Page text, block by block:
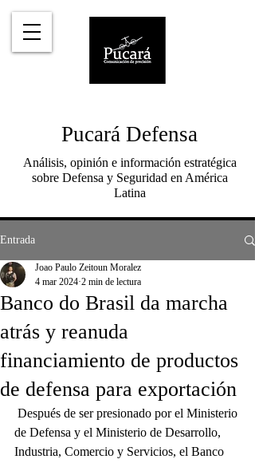
Pucará Defensa
Análisis, opinión e información estratégica
sobre Defensa y Seguridad en América
Latina
Entrada
Banco do Brasil da marcha
atrás y reanuda
financiamiento de productos
de defensa para exportación
Joao Paulo Zeitoun Moralez
4 mar 2024 2 min de lectura
Después de ser presionado por el Ministerio
de Defensa y el Ministerio de Desarrollo,
Industria, Comercio y Servicios, el Banco